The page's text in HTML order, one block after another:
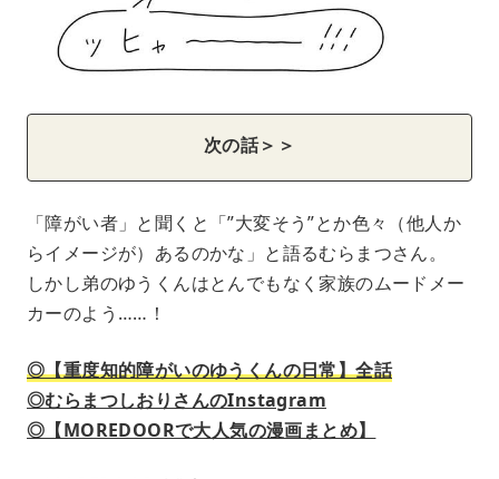
次の話＞＞
「障がい者」と聞くと「”大変そう”とか色々（他人か
らイメージが）あるのかな」と語るむらまつさん。
しかし弟のゆうくんはとんでもなく家族のムードメー
カーのよう……！
◎【重度知的障がいのゆうくんの日常】全話
◎むらまつしおりさんのInstagram
◎【MOREDOORで大人気の漫画まとめ】